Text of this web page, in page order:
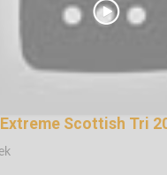
Extreme Scottish Tri